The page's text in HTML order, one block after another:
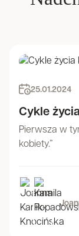
25.01.2024
Cykle
Pierwsza w
kobiety.”